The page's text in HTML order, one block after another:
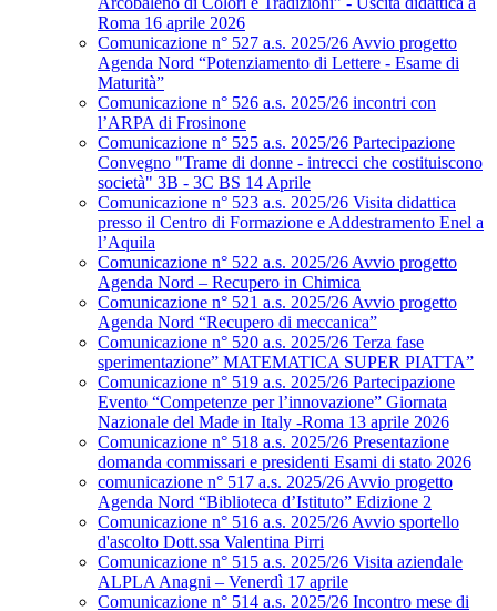
Roma 16 aprile 2026
Comunicazione n° 527 a.s. 2025/26 Avvio progetto
Agenda Nord “Potenziamento di Lettere - Esame di
Maturità”
Comunicazione n° 526 a.s. 2025/26 incontri con
l’ARPA di Frosinone
Comunicazione n° 525 a.s. 2025/26 Partecipazione
Convegno "Trame di donne - intrecci che costituiscono
società" 3B - 3C BS 14 Aprile
Comunicazione n° 523 a.s. 2025/26 Visita didattica
presso il Centro di Formazione e Addestramento Enel a
l’Aquila
Comunicazione n° 522 a.s. 2025/26 Avvio progetto
Agenda Nord – Recupero in Chimica
Comunicazione n° 521 a.s. 2025/26 Avvio progetto
Agenda Nord “Recupero di meccanica”
Comunicazione n° 520 a.s. 2025/26 Terza fase
sperimentazione” MATEMATICA SUPER PIATTA”
Comunicazione n° 519 a.s. 2025/26 Partecipazione
Evento “Competenze per l’innovazione” Giornata
Nazionale del Made in Italy -Roma 13 aprile 2026
Comunicazione n° 518 a.s. 2025/26 Presentazione
domanda commissari e presidenti Esami di stato 2026
comunicazione n° 517 a.s. 2025/26 Avvio progetto
Agenda Nord “Biblioteca d’Istituto” Edizione 2
Comunicazione n° 516 a.s. 2025/26 Avvio sportello
d'ascolto Dott.ssa Valentina Pirri
Comunicazione n° 515 a.s. 2025/26 Visita aziendale
ALPLA Anagni – Venerdì 17 aprile
Comunicazione n° 514 a.s. 2025/26 Incontro mese di